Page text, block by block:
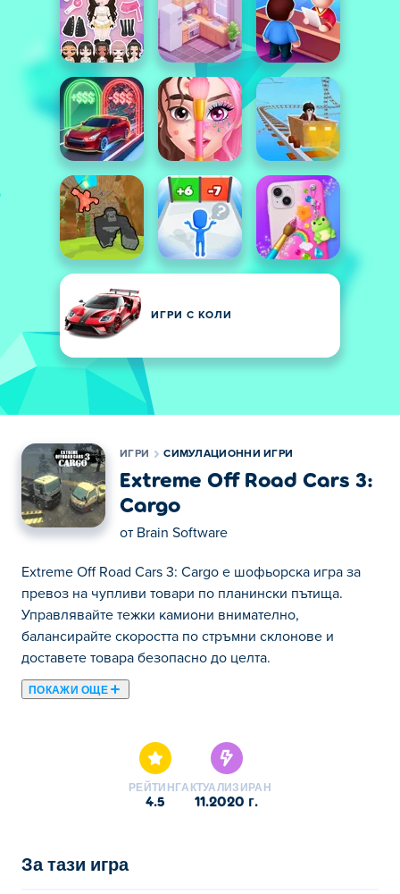
ИГРИ С КОЛИ
ИГРИ СИМУЛАЦИОННИ ИГРИ
Extreme Off Road Cars 3:
Cargo
от Brain Software
Extreme Off Road Cars 3: Cargo е шофьорска игра за
превоз на чупливи товари по планински пътища.
Управлявайте тежки камиони внимателно,
балансирайте скоростта по стръмни склонове и
доставете товара безопасно до целта.
ПОКАЖИ ОЩЕ
избрани Симулационни Игри.
РЕЙТИНГ
4.5
АКТУАЛИЗИРАН
11.2020 г.
За тази игра